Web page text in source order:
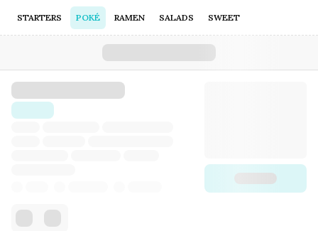
STARTERS POKÉ RAMEN SALADS SWEET